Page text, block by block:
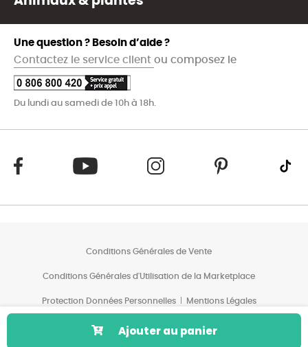
Ajouter au panier
Une question ? Besoin d’aide ?
Contactez le service client ou composez le
Du lundi au samedi de 10h à 18h.
Conditions Générales de Vente
Conditions Générales d'Utilisation de la Marketplace
Protection Données Personnelles Mentions Légales
Conditions des Offres*